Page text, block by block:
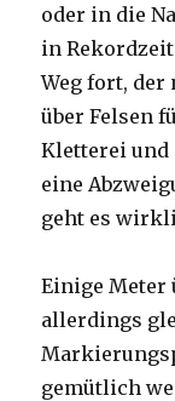
oder in die
in Rekordzeit
Weg fort, der
über Felsen
Kletterei und
eine
geht es
Einige Meter
allerdings
gemütlich